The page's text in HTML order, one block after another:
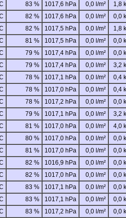
83 % 1017,6 hPa 0,0 l/m²
1,8
82 % 1017,6 hPa 0,0 l/m²
0,0
82 % 1017,5 hPa 0,0 l/m²
1,8
81 % 1017,5 hPa 0,0 l/m²
0,0
79 % 1017,4 hPa 0,0 l/m²
0,0
79 % 1017,4 hPa 0,0 l/m²
3,2
78 % 1017,1 hPa 0,0 l/m²
0,4
78 % 1017,0 hPa 0,0 l/m²
0,4
78 % 1017,2 hPa 0,0 l/m²
0,0
79 % 1017,1 hPa 0,0 l/m²
3,2
81 % 1017,0 hPa 0,0 l/m²
4,0
80 % 1017,0 hPa 0,0 l/m²
0,0
81 % 1017,0 hPa 0,0 l/m²
0,0
82 % 1016,9 hPa 0,0 l/m²
0,0
82 % 1017,0 hPa 0,0 l/m²
0,0
83 % 1017,1 hPa 0,0 l/m²
0,0
83 % 1017,1 hPa 0,0 l/m²
0,0
83 % 1017,2 hPa 0,0 l/m²
0,0